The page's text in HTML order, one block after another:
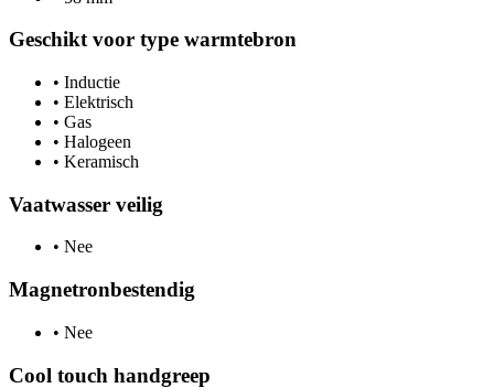
Geschikt voor type warmtebron
• Inductie
• Elektrisch
• Gas
• Halogeen
• Keramisch
Vaatwasser veilig
• Nee
Magnetronbestendig
• Nee
Cool touch handgreep